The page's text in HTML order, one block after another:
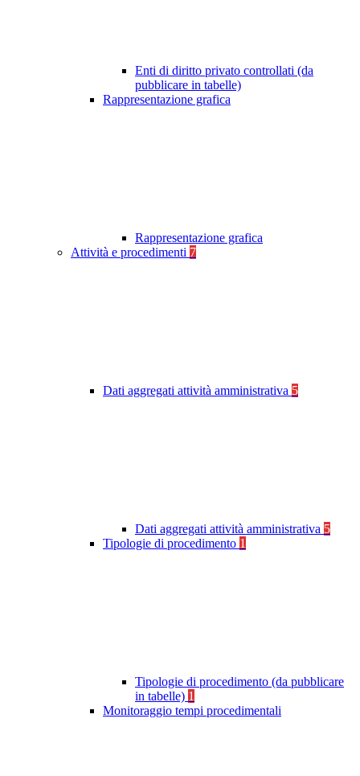
Enti di diritto privato controllati (da
pubblicare in tabelle)
Rappresentazione grafica
Rappresentazione grafica
Attività e procedimenti 7
Dati aggregati attività amministrativa 5
Dati aggregati attività amministrativa 5
Tipologie di procedimento 1
Tipologie di procedimento (da pubblicare
in tabelle) 1
Monitoraggio tempi procedimentali